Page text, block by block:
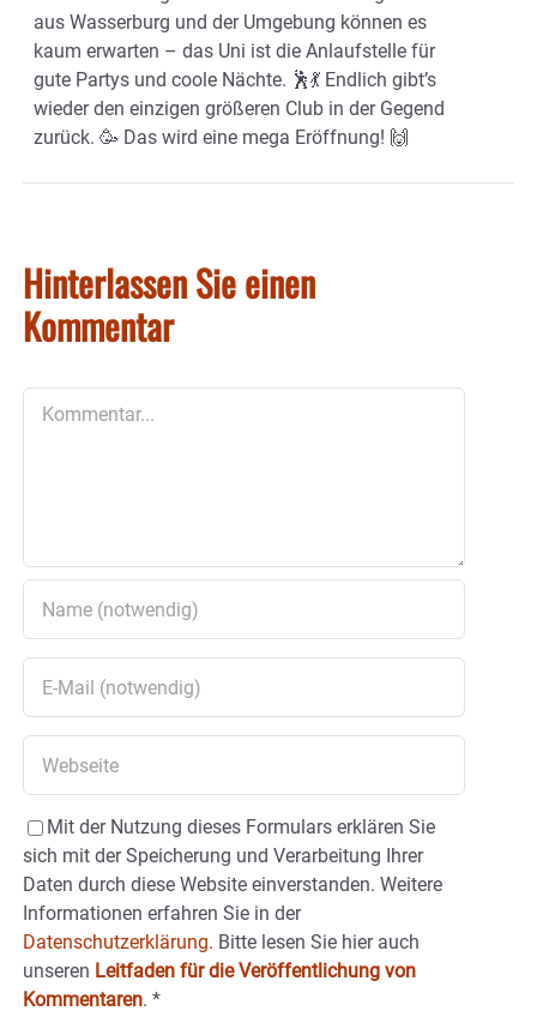
aus Wasserburg und der Umgebung können es
kaum erwarten – das Uni ist die Anlaufstelle für
gute Partys und coole Nächte. 🕺💃 Endlich gibt’s
wieder den einzigen größeren Club in der Gegend
zurück. 🥳 Das wird eine mega Eröffnung! 🙌
Hinterlassen Sie einen
Kommentar
Mit der Nutzung dieses Formulars erklären Sie
sich mit der Speicherung und Verarbeitung Ihrer
Daten durch diese Website einverstanden. Weitere
Informationen erfahren Sie in der
Datenschutzerklärung. Bitte lesen Sie hier auch
unseren Leitfaden für die Veröffentlichung von
Kommentaren. *